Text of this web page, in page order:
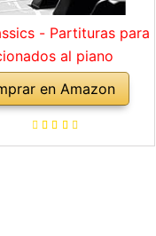
- Partituras para
al piano
en Amazon